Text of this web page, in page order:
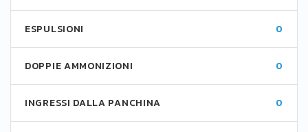
ESPULSIONI 0
DOPPIE AMMONIZIONI 0
INGRESSI DALLA PANCHINA 0